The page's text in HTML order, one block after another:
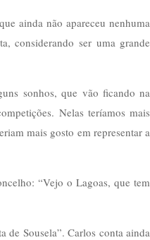
ainda não apareceu nenhuma
considerando ser uma grande
sonhos, que vão ficando na
Nelas teríamos mais
mais gosto em representar a
“Vejo o Lagoas, que tem
de Sousela”. Carlos conta ainda